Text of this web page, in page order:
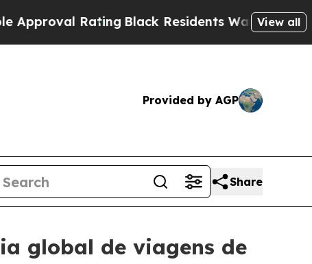
Rating Black Residents Warned of Abusive
View all
Provided by AGP
Share
global de viagens de